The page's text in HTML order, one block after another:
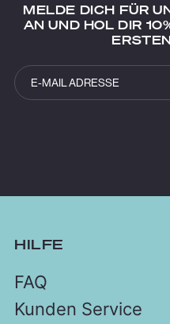
MELDE DICH FÜR
AN UND HOL DIR
HILFE
FAQ
Kunden Service